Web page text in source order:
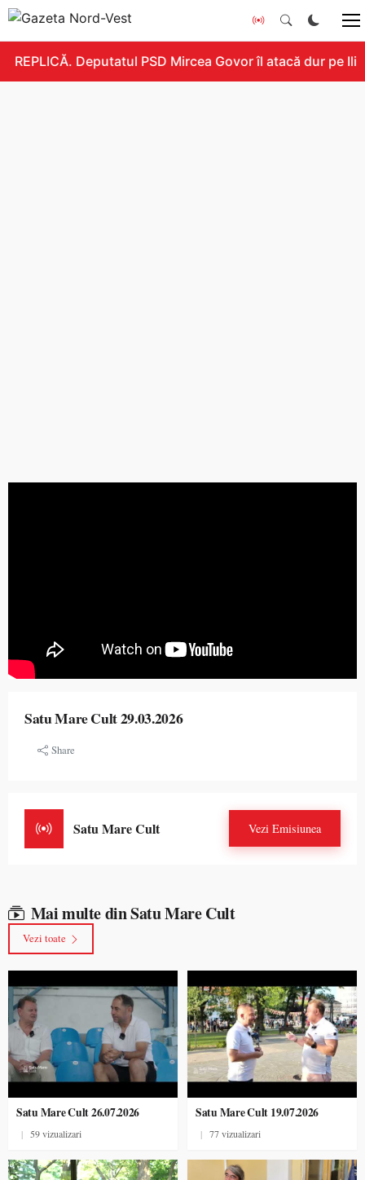
REPLICĂ. Deputatul PSD Mircea Govor îl atacă dur pe
Satu Mare Cult 29.03.2026
Share
Satu Mare Cult Vezi Emisiunea
Mai multe din Satu Mare Cult
Vezi toate
Satu Mare Cult 26.07.2026
| 59 vizualizari
Satu Mare Cult 19.07.2026
| 77 vizualizari